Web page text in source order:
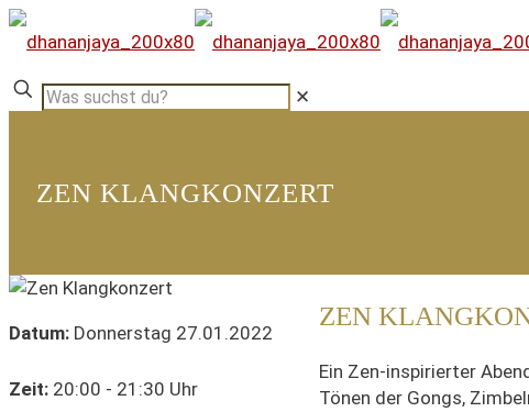
✕
ZEN KLANGKONZERT
Datum: Donnerstag 27.01.2022
Zeit: 20:00 - 21:30 Uhr
ZEN
Ein Zen-inspirierter
Tönen der Gongs,